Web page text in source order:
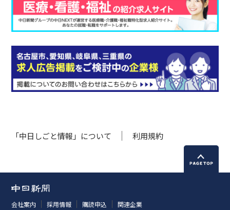
「中日しごと情報」について 利用規約
会社案内 採用情報 購読申込 関連企業